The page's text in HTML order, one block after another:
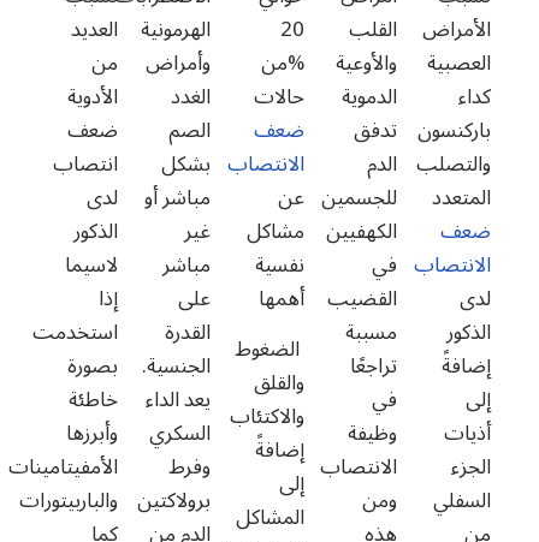
الأمراض
العصبية
كداء
باركنسون
والتصلب
المتعدد
ضعف
الانتصاب
لدى
الذكور
إضافةً
إلى
أذيات
الجزء
السفلي
القلب
والأوعية
الدموية
تدفق
الدم
للجسمين
الكهفيين
في
القضيب
مسببة
تراجعًا
في
وظيفة
الانتصاب
ومن
20
%من
حالات
ضعف
الانتصاب
عن
مشاكل
نفسية
أهمها
الضغوط
والقلق
والاكتئاب
إضافةً
إلى
المشاكل
الهرمونية
وأمراض
الغدد
الصم
بشكل
مباشر أو
غير
مباشر
على
القدرة
الجنسية.
يعد الداء
السكري
وفرط
برولاكتين
العديد
من
الأدوية
ضعف
انتصاب
لدى
الذكور
لاسيما
إذا
استخدمت
بصورة
خاطئة
وأبرزها
الأمفيتامينات
والباربيتورات